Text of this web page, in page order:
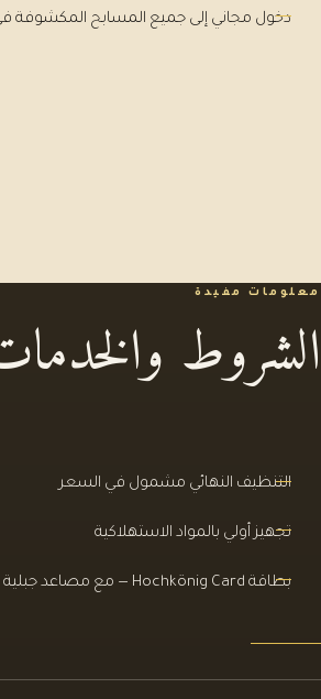
دخول مجاني إلى جميع المسابح المكشوفة
معلومات مفيدة
الشروط
التنظيف النهائي مشمول في السعر
تجهيز أولي بالمواد الاستهلاكية
بطاقة Hochkönig Card — مع مصاعد جبلية مجانية في الصيف